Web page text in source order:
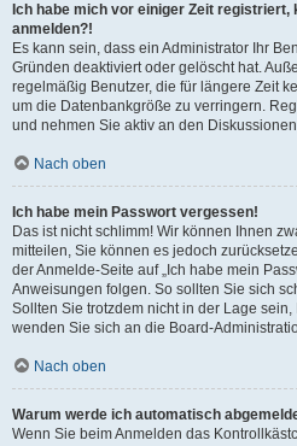
Ich habe mich vor einiger Zeit
anmelden?!
Es kann sein, dass ein Administrator Ihr
Gründen deaktiviert oder gelöscht hat.
regelmäßig Benutzer, die für längere Zeit
um die Datenbankgröße zu verringern.
und nehmen Sie aktiv an den
Nach oben
Ich habe mein Passwort vergessen!
Das ist nicht schlimm! Wir können Ihnen
mitteilen, Sie können es jedoch
der Anmelde-Seite auf „Ich habe mein
Anweisungen folgen. So sollten Sie sich
Sollten Sie trotzdem nicht in der Lage
wenden Sie sich an die Board-
Nach oben
Warum werde ich automatisch
Wenn Sie beim Anmelden das